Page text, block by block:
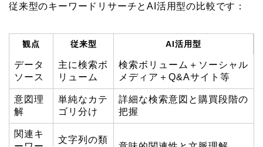
従来型のキーワードリサーチとAI活用型の比較です：
観点 従来型 AI活用型
データ
ソース
主に検索ボ
リューム
検索ボリューム＋ソーシャル
メディア＋Q&Aサイト等
意図理
解
単純なカテ
ゴリ分け
詳細な検索意図と購買段階の
把握
関連キ
文字列の類